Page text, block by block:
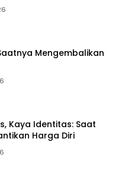
Mengembalikan
Kaya Identitas: Saat
Harga Diri